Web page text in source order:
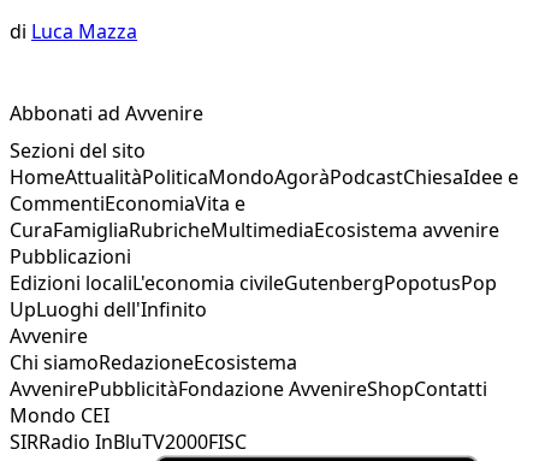
di Luca Mazza
Abbonati ad Avvenire
Sezioni del sito
HomeAttualitàPoliticaMondoAgoràPodcastChiesaIdee e
CommentiEconomiaVita e
CuraFamigliaRubricheMultimediaEcosistema avvenire
Pubblicazioni
Edizioni localiL'economia civileGutenbergPopotusPop
UpLuoghi dell'Infinito
Avvenire
Chi siamoRedazioneEcosistema
AvvenirePubblicitàFondazione AvvenireShopContatti
Mondo CEI
SIRRadio InBluTV2000FISC